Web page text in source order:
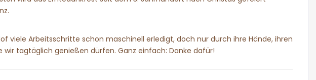
viele Arbeitsschritte schon maschinell erledigt, doch nur durch ihre Hände, ihren
wir tagtäglich genießen dürfen. Ganz einfach: Danke dafür!